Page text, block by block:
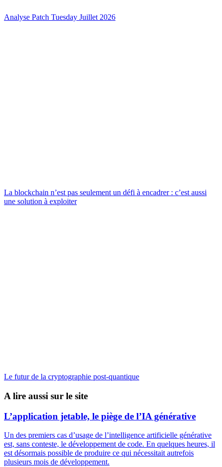
Analyse Patch Tuesday Juillet 2026
La blockchain n’est pas seulement un défi à encadrer : c’est aussi
une solution à exploiter
Le futur de la cryptographie post-quantique
A lire aussi sur le site
L’application jetable, le piège de l’IA générative
Un des premiers cas d’usage de l’intelligence artificielle générative
est, sans conteste, le développement de code. En quelques heures, il
est désormais possible de produire ce qui nécessitait autrefois
plusieurs mois de développement.